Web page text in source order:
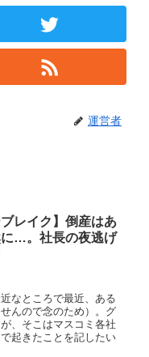
運営者
ブレイク】倒産はあ
…。社長の夜逃げ
なところで最近、ある
んので念のため）。グ
、そこはマスコミ各社
起きたことを記したい